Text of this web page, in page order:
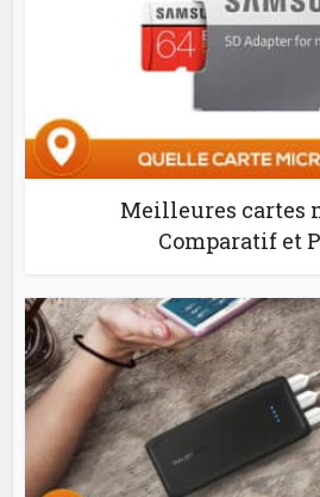
Meilleures cartes
Comparatif et